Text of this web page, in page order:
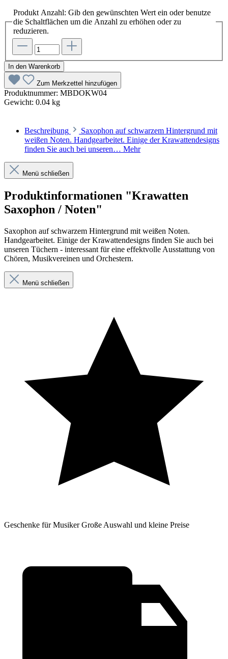
Produkt Anzahl: Gib den gewünschten Wert ein oder benutze
die Schaltflächen um die Anzahl zu erhöhen oder zu
reduzieren.
In den Warenkorb
Zum Merkzettel hinzufügen
Produktnummer: MBDOKW04
Gewicht: 0.04 kg
Beschreibung
Saxophon auf schwarzem Hintergrund mit
weißen Noten. Handgearbeitet. Einige der Krawattendesigns
finden Sie auch bei unseren… Mehr
Menü schließen
Produktinformationen "Krawatten
Saxophon / Noten"
Saxophon auf schwarzem Hintergrund mit weißen Noten.
Handgearbeitet. Einige der Krawattendesigns finden Sie auch bei
unseren Tüchern - interessant für eine effektvolle Ausstattung von
Chören, Musikvereinen und Orchestern.
Menü schließen
Geschenke für Musiker Große Auswahl und kleine Preise